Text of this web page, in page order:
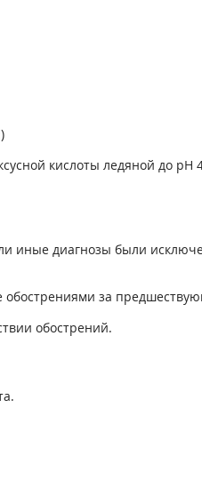
кислоты ледяной до pH
иные диагнозы были
за
обострений.